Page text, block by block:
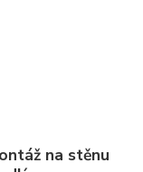
na stěnu